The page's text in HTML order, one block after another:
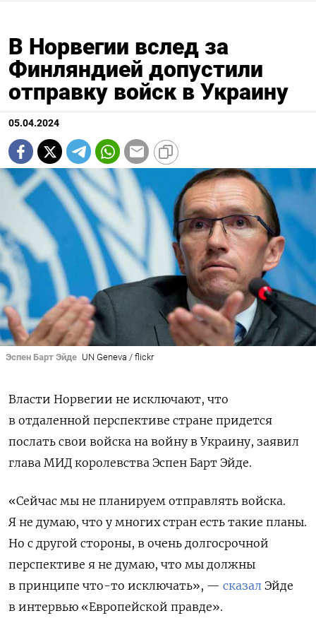
В Норвегии вслед за
Финляндией допустили
отправку войск в Украину
05.04.2024
Эспен Барт Эйде UN Geneva / flickr
Власти Норвегии не исключают, что
в отдаленной перспективе стране придется
послать свои войска на войну в Украину, заявил
глава МИД королевства Эспен Барт Эйде.
«Сейчас мы не планируем отправлять войска.
Я не думаю, что у многих стран есть такие планы.
Но с другой стороны, в очень долгосрочной
перспективе я не думаю, что мы должны
в принципе что-то исключать», — сказал Эйде
в интервью «Европейской правде».